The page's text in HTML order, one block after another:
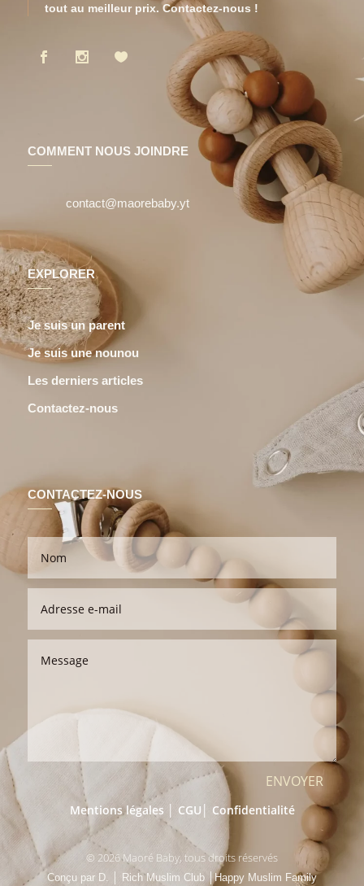
tout au meilleur prix. Contactez-nous !
COMMENT NOUS JOINDRE
contact@maorebaby.yt
EXPLORER
Je suis un parent
Je suis une nounou
Les derniers articles
Contactez-nous
CONTACTEZ-NOUS
ENVOYER
Mentions légales │ CGU Confidentialité
© 2026 Maoré Baby, tous droits réservés
Conçu par D. Rich Muslim Club │Happy Muslim Family